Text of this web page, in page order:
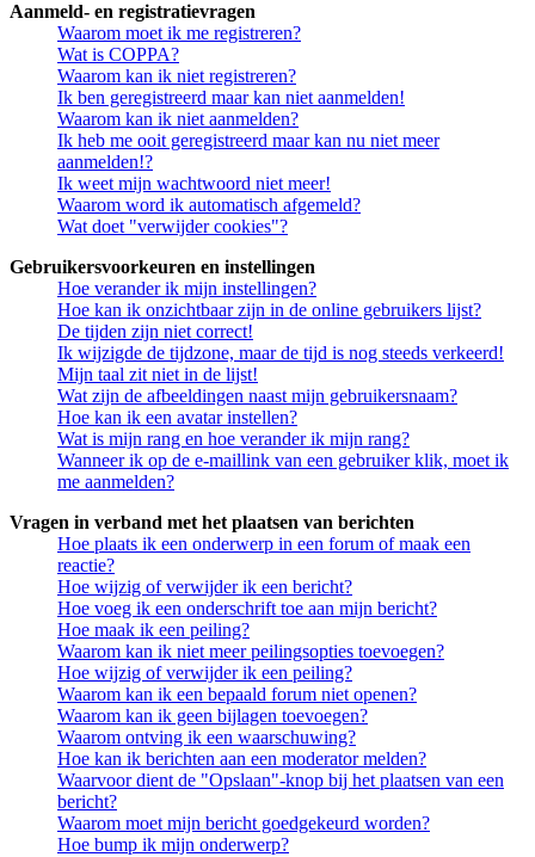
Aanmeld- en registratievragen
Waarom moet ik me registreren?
Wat is COPPA?
Waarom kan ik niet registreren?
Ik ben geregistreerd maar kan niet aanmelden!
Waarom kan ik niet aanmelden?
Ik heb me ooit geregistreerd maar kan nu niet meer
aanmelden!?
Ik weet mijn wachtwoord niet meer!
Waarom word ik automatisch afgemeld?
Wat doet "verwijder cookies"?
Gebruikersvoorkeuren en instellingen
Hoe verander ik mijn instellingen?
Hoe kan ik onzichtbaar zijn in de online gebruikers lijst?
De tijden zijn niet correct!
Ik wijzigde de tijdzone, maar de tijd is nog steeds verkeerd!
Mijn taal zit niet in de lijst!
Wat zijn de afbeeldingen naast mijn gebruikersnaam?
Hoe kan ik een avatar instellen?
Wat is mijn rang en hoe verander ik mijn rang?
Wanneer ik op de e-maillink van een gebruiker klik, moet ik
me aanmelden?
Vragen in verband met het plaatsen van berichten
Hoe plaats ik een onderwerp in een forum of maak een
reactie?
Hoe wijzig of verwijder ik een bericht?
Hoe voeg ik een onderschrift toe aan mijn bericht?
Hoe maak ik een peiling?
Waarom kan ik niet meer peilingsopties toevoegen?
Hoe wijzig of verwijder ik een peiling?
Waarom kan ik een bepaald forum niet openen?
Waarom kan ik geen bijlagen toevoegen?
Waarom ontving ik een waarschuwing?
Hoe kan ik berichten aan een moderator melden?
Waarvoor dient de "Opslaan"-knop bij het plaatsen van een
bericht?
Waarom moet mijn bericht goedgekeurd worden?
Hoe bump ik mijn onderwerp?